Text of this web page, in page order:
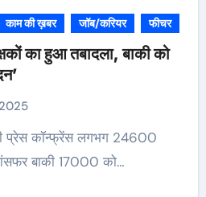
काम की ख़बर जॉब/करियर फीचर
का हुआ तबादला, बाकी को
बाकी 17000 को…